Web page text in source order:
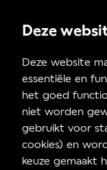
Deze
Deze website
essentiële en
het goed
niet worden
gebruikt voor
cookies) en
keuze gemaakt
Nieuws
Op het
Aikido